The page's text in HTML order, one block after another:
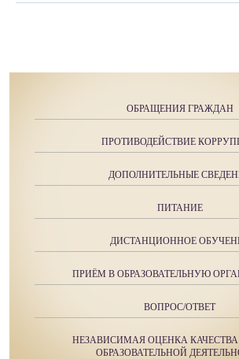
ОБРАЩЕНИЯ ГРАЖДАН
ПРОТИВОДЕЙСТВИЕ
ДОПОЛНИТЕЛЬНЫЕ
ПИТАНИЕ
ДИСТАНЦИОННОЕ
ПРИЁМ В ОБРАЗОВАТЕЛЬНУЮ
ВОПРОС/ОТВЕТ
НЕЗАВИСИМАЯ ОЦЕНКА
ОБРАЗОВАТЕЛЬНОЙ